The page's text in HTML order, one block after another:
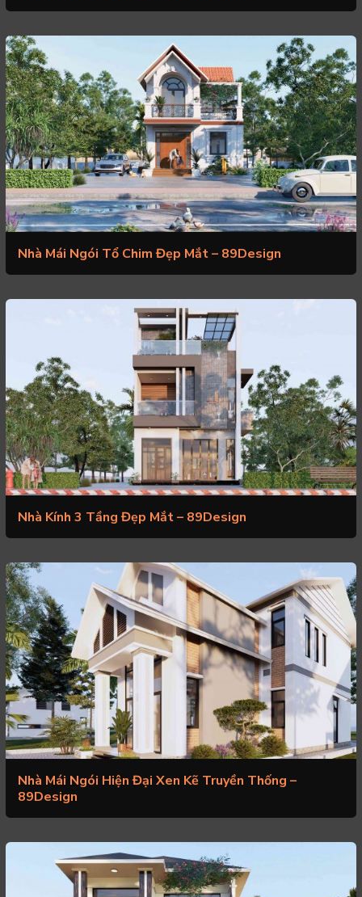
Nhà Mái Ngói Tổ Chim Đẹp Mắt – 89Design
Nhà Kính 3 Tầng Đẹp Mắt – 89Design
Nhà Mái Ngói Hiện Đại Xen Kẽ Truyền Thống –
89Design